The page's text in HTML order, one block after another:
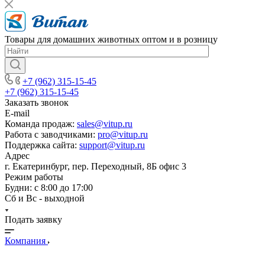
Товары для домашних животных оптом и в розницу
+7 (962) 315-15-45
+7 (962) 315-15-45
Заказать звонок
E-mail
Команда продаж: sales@vitup.ru
Работа с заводчиками: pro@vitup.ru
Поддержка сайта: support@vitup.ru
Адрес
г. Екатеринбург, пер. Переходный, 8Б офис 3
Режим работы
Будни: с 8:00 до 17:00
Сб и Вс - выходной
Подать заявку
Компания